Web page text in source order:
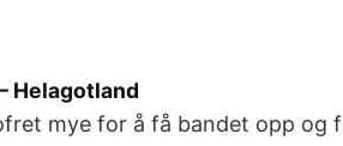
Helagotland
mye for å få bandet opp og